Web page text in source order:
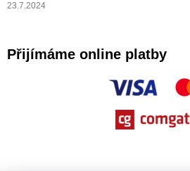
23.7.2024
Přijímáme online platby